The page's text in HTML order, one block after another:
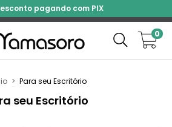
pagando com PIX
0
> Para seu Escritório
seu Escritório